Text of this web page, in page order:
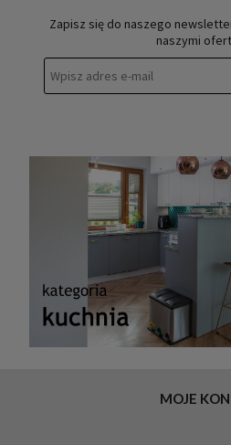
Zapisz się do naszego
naszymi
MOJE